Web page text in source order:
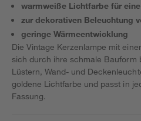
warmweiße Lichtfarbe für
zur dekorativen Beleuchtung
geringe Wärmeentwicklung
Die Vintage Kerzenlampe mit
sich durch ihre schmale Bauform
Lüstern, Wand- und
goldene Lichtfarbe und passt in
Fassung.